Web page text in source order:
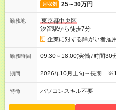
月収例 25～30万円
勤務地
東京都中央区
汐留駅から徒歩7分
企業に対する障がい者雇
勤務時間 09:30～18:00(実働7時間
期間 2026年10月上旬～長期
特徴 パソコンスキル不要